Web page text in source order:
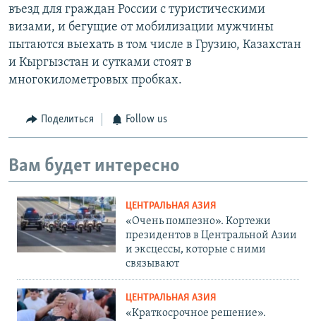
въезд для граждан России с туристическими
визами, и бегущие от мобилизации мужчины
пытаются выехать в том числе в Грузию, Казахстан
и Кыргызстан и сутками стоят в
многокилометровых пробках.
Поделиться Follow us
Вам будет интересно
ЦЕНТРАЛЬНАЯ АЗИЯ
«Очень помпезно». Кортежи
президентов в Центральной Азии
и эксцессы, которые с ними
связывают
ЦЕНТРАЛЬНАЯ АЗИЯ
«Краткосрочное решение».